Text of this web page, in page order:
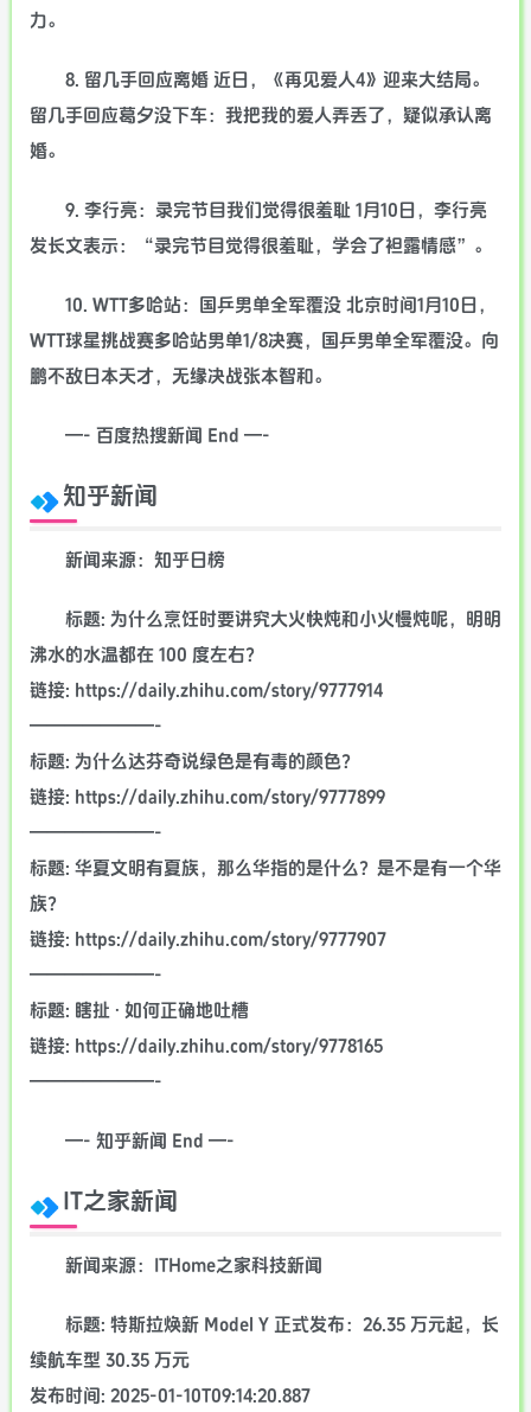
力。
8. 留几手回应离婚 近日，《再见爱人4》迎来大结局。
留几手回应葛夕没下车：我把我的爱人弄丢了，疑似承认离
婚。
9. 李行亮：录完节目我们觉得很羞耻 1月10日，李行亮
发长文表示：“录完节目觉得很羞耻，学会了袒露情感”。
10. WTT多哈站：国乒男单全军覆没 北京时间1月10日，
WTT球星挑战赛多哈站男单1/8决赛，国乒男单全军覆没。向
鹏不敌日本天才，无缘决战张本智和。
—- 百度热搜新闻 End —-
知乎新闻
新闻来源：知乎日榜
标题: 为什么烹饪时要讲究大火快炖和小火慢炖呢，明明
沸水的水温都在 100 度左右？
链接: https://daily.zhihu.com/story/9777914
———————-
标题: 为什么达芬奇说绿色是有毒的颜色？
链接: https://daily.zhihu.com/story/9777899
———————-
标题: 华夏文明有夏族，那么华指的是什么？是不是有一个华
族？
链接: https://daily.zhihu.com/story/9777907
———————-
标题: 瞎扯 · 如何正确地吐槽
链接: https://daily.zhihu.com/story/9778165
———————-
—- 知乎新闻 End —-
IT之家新闻
新闻来源：ITHome之家科技新闻
标题: 特斯拉焕新 Model Y 正式发布：26.35 万元起，长
续航车型 30.35 万元
发布时间: 2025-01-10T09:14:20.887